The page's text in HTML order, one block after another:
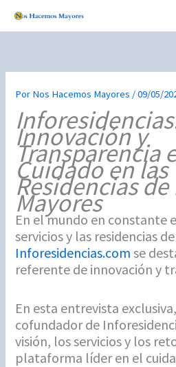
Por Nos Hacemos Mayores /09/05/
Innovación y
Transparencia
Cuidado en las
Residencias
Mayores
En el mundo en constante
servicios y las residencias
Inforesidencias.comse
referente de innovación y
En esta entrevista
cofundador de
visión, los servicios y los
plataforma líder en el